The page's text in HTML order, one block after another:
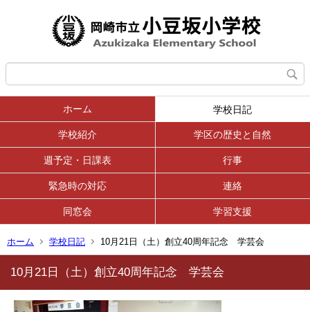
ホーム 学校日記
学校紹介 学区の歴史と自然
週予定・日課表 行事
緊急時の対応 連絡
同窓会 学習支援
ホーム 学校日記 10月21日（土）創立40周年記念 学芸会
10月21日（土）創立40周年記念 学芸会